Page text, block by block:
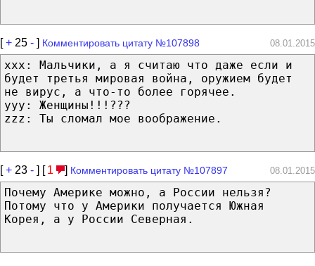
[+ 25 - ] Комментировать цитату №107898 08.01.2015
xxx: Мальчики, а я считаю что даже если и
будет третья мировая война, оружием будет
не вирус, а что-то более горячее.
yyy: Женщины!!!???
zzz: Ты сломал мое воображение.
[+ 23 - ] [ 1 ] Комментировать цитату №107897 08.01.2015
Почему Америке можно, а России нельзя?
Потому что у Америки получается Южная
Корея, а у России Северная.